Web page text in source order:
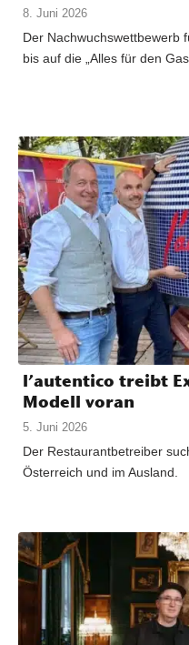
8. Juni 2026
Der Nachwuchswettbewerb
bis auf die „Alles für den
l’autentico treibt
Modell voran
5. Juni 2026
Der Restaurantbetreiber
Österreich und im Ausland.